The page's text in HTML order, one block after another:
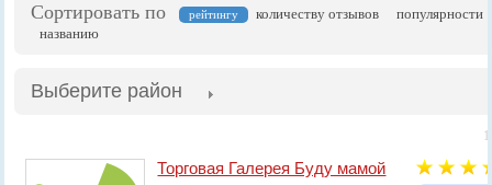
Сортировать по рейтингу количеству отзывов
популярности
названию
Выберите район
Торговая Галерея Буду мамой